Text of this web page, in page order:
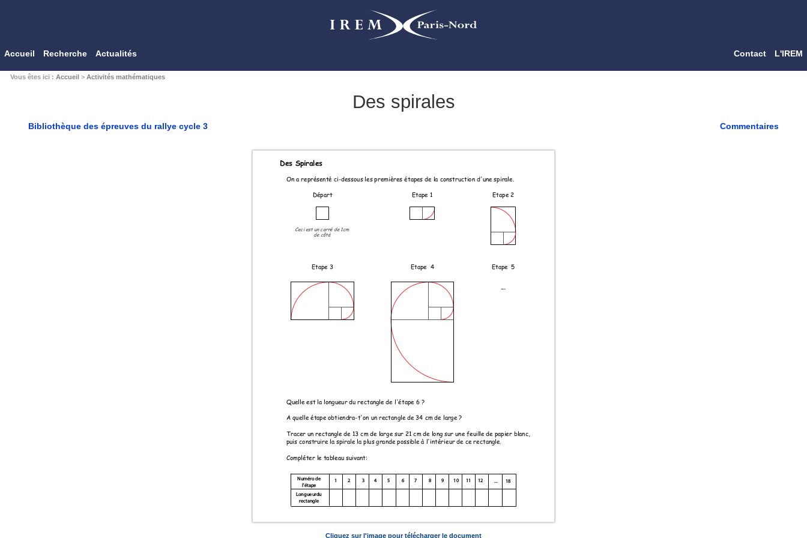
Accueil Recherche Actualités Contact L'IREM
Vous êtes ici : Accueil> Activités mathématiques
Des spirales
Commentaires
Bibliothèque des épreuves du rallye cycle 3
Cliquez sur l'image pour télécharger le document